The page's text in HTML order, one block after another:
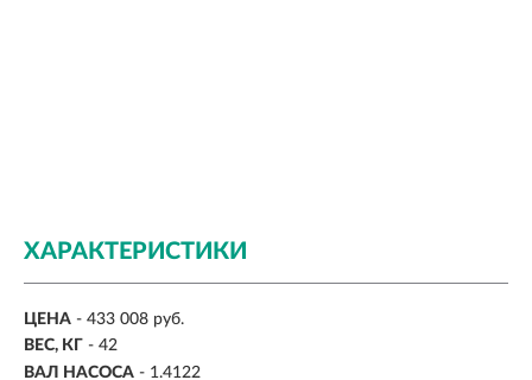
ХАРАКТЕРИСТИКИ
ЦЕНА - 433 008 руб.
ВЕС, КГ - 42
ВАЛ НАСОСА - 1.4122